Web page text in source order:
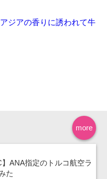
アジアの香りに誘われて牛
more
】ANA指定のトルコ航空ラ
た